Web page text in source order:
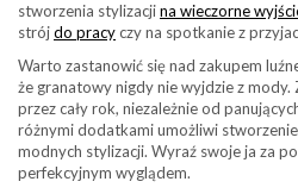
stworzenia stylizacjina wieczorne
strójdo pracyczy na spotkanie z
Warto zastanowić się nad zakupem
że granatowy nigdy nie wyjdzie z mody.
przez cały rok, niezależnie od
różnymi dodatkami umożliwi
modnych stylizacji. Wyraź swoje ja za
perfekcyjnym wyglądem.